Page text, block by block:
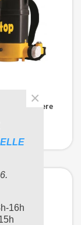
Poussière
16h
×